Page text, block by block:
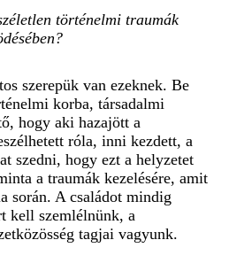
történelmi traumák
szerepük van ezeknek. Be
korba, társadalmi
hogy aki hazajött a
róla, inni kezdett, a
szedni, hogy ezt a helyzetet
a traumák kezelésére, amit
során. A családot mindig
kell szemlélnünk, a
tagjai vagyunk.